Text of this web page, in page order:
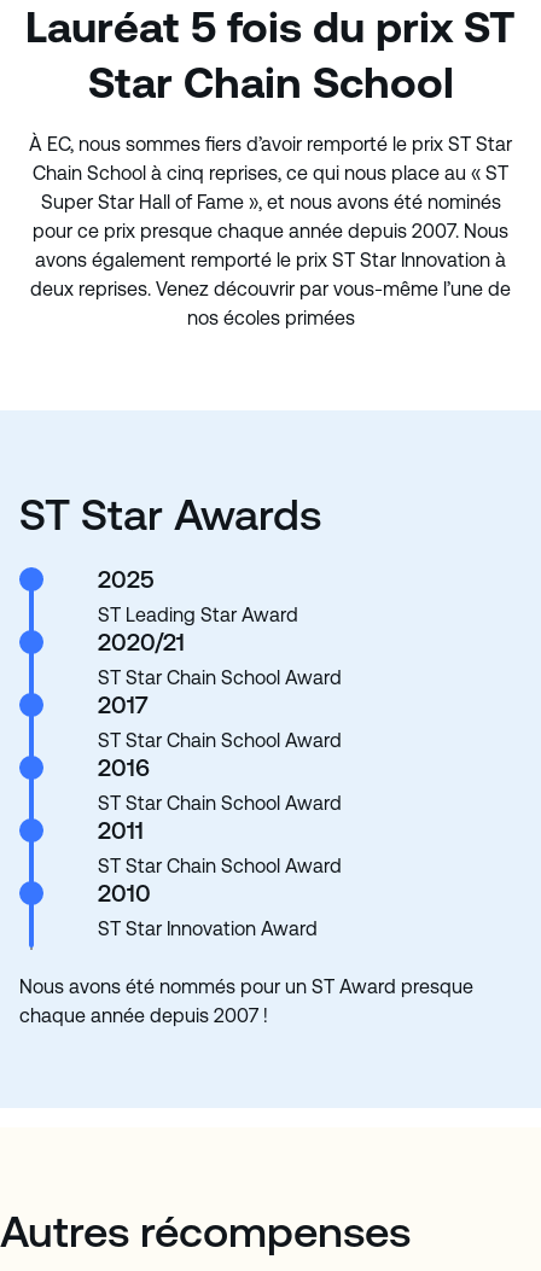
Lauréat 5 fois du prix ST
Star Chain School
À EC, nous sommes fiers d’avoir remporté le prix ST Star
Chain School à cinq reprises, ce qui nous place au « ST
Super Star Hall of Fame », et nous avons été nominés
pour ce prix presque chaque année depuis 2007. Nous
avons également remporté le prix ST Star Innovation à
deux reprises. Venez découvrir par vous-même l’une de
nos écoles primées
ST Star Awards
2025
ST Leading Star Award
2020/21
ST Star Chain School Award
2017
ST Star Chain School Award
2016
ST Star Chain School Award
2011
ST Star Chain School Award
2010
ST Star Innovation Award
Nous avons été nommés pour un ST Award presque
chaque année depuis 2007 !
Autres récompenses